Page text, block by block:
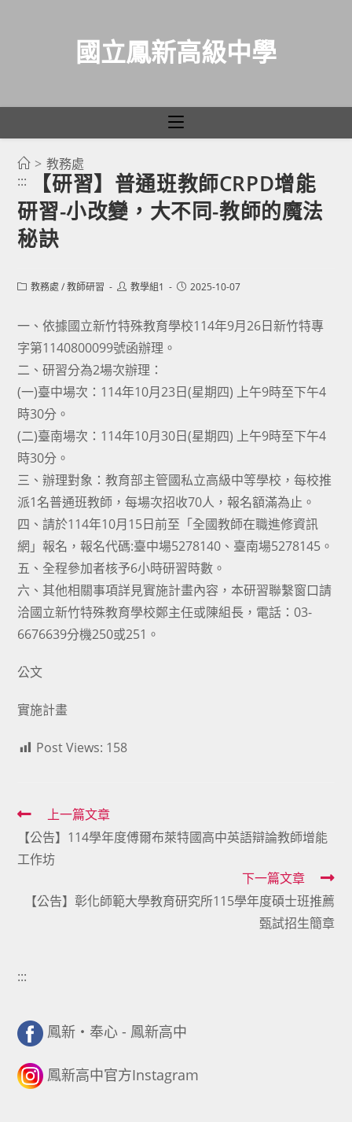
國立鳳新高級中學
> 教務處
:::
【研習】普通班教師CRPD增能
研習-小改變，大不同-教師的魔法
秘訣
Post教務處 / 教師研習
Post教學組1
Post2025-10-07
一、依據國立新竹特殊教育學校114年9月26日新竹特專
字第1140800099號函辦理。
二、研習分為2場次辦理：
(一)臺中場次：114年10月23日(星期四) 上午9時至下午4
時30分。
(二)臺南場次：114年10月30日(星期四) 上午9時至下午4
時30分。
三、辦理對象：教育部主管國私立高級中等學校，每校推
派1名普通班教師，每場次招收70人，報名額滿為止。
四、請於114年10月15日前至「全國教師在職進修資訊
網」報名，報名代碼:臺中場5278140、臺南場5278145。
五、全程參加者核予6小時研習時數。
六、其他相關事項詳見實施計畫內容，本研習聯繫窗口請
洽國立新竹特殊教育學校鄭主任或陳組長，電話：03-
6676639分機250或251。
公文
實施計畫
Post Views: 158
Read
more
articles
上一篇文章
【公告】114學年度傅爾布萊特國高中英語辯論教師增能
工作坊
下一篇文章
【公告】彰化師範大學教育研究所115學年度碩士班推薦
甄試招生簡章
:::
鳳新・奉心 - 鳳新高中
鳳新高中官方Instagram